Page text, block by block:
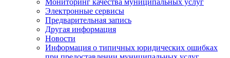
Мониторинг качества муниципальных услуг
Электронные сервисы
Предварительная запись
Другая информация
Новости
Информация о типичных юридических ошибках